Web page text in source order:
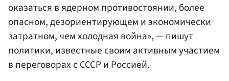
оказаться в ядерном противостоянии, более
опасном, дезориентирующем и экономически
затратном, чем холодная война», — пишут
политики, известные своим активным участием
в переговорах с СССР и Россией.